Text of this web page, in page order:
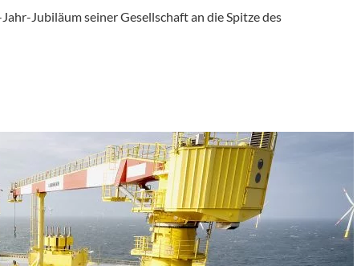
Jubiläum seiner Gesellschaft an die Spitze des